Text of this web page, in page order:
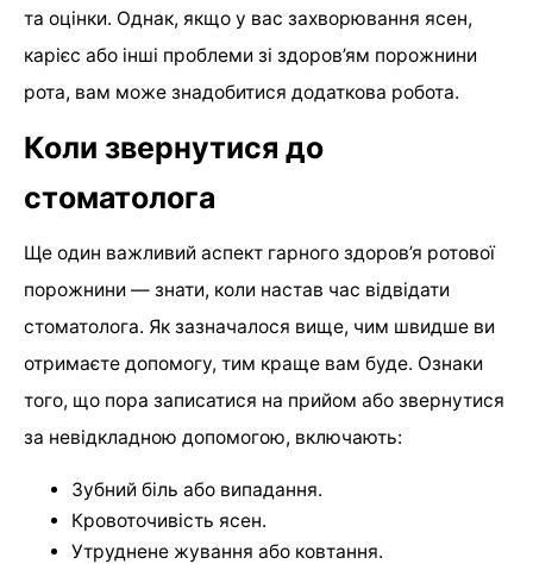
та оцінки. Однак, якщо у вас захворювання ясен,
карієс або інші проблеми зі здоров’ям порожнини
рота, вам може знадобитися додаткова робота.
Коли звернутися до
стоматолога
Ще один важливий аспект гарного здоров’я ротової
порожнини — знати, коли настав час відвідати
стоматолога. Як зазначалося вище, чим швидше ви
отримаєте допомогу, тим краще вам буде. Ознаки
того, що пора записатися на прийом або звернутися
за невідкладною допомогою, включають:
Зубний біль або випадання.
Кровоточивість ясен.
Утруднене жування або ковтання.